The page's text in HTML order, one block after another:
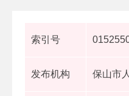
索引号
发布机构 保山市